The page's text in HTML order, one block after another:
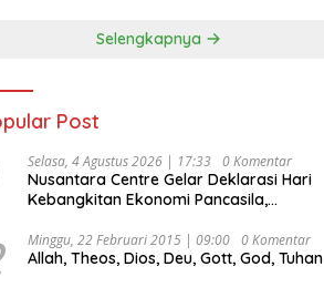
Selengkapnya
Post
Selasa, 4 Agustus 2026 | 17:33 0 Komentar
Nusantara Centre Gelar Deklarasi Hari
Kebangkitan Ekonomi Pancasila,
Djojohadikusumo Anti Penjajahan
(Pergolakan Ekonomi Politik Indonesia) &
Minggu, 22 Februari 2015 | 09:00 0 Komentar
Allah, Theos, Dios, Deu, Gott, God, Tuhan